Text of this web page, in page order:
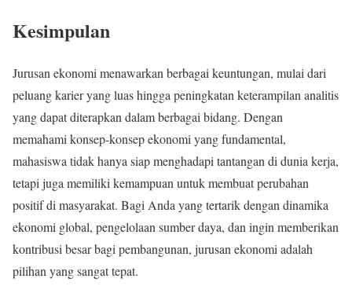
Kesimpulan
Jurusan ekonomi menawarkan berbagai keuntungan, mulai dari
peluang karier yang luas hingga peningkatan keterampilan analitis
yang dapat diterapkan dalam berbagai bidang. Dengan
memahami konsep-konsep ekonomi yang fundamental,
mahasiswa tidak hanya siap menghadapi tantangan di dunia kerja,
tetapi juga memiliki kemampuan untuk membuat perubahan
positif di masyarakat. Bagi Anda yang tertarik dengan dinamika
ekonomi global, pengelolaan sumber daya, dan ingin memberikan
kontribusi besar bagi pembangunan, jurusan ekonomi adalah
pilihan yang sangat tepat.